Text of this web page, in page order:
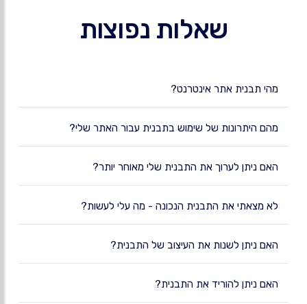
שאלות נפוצות
מהי תבנית אתר אינטרנט?
מהם היתרונות של שימוש בתבנית עבור האתר שלי?
האם ניתן לערוך את התבנית שלי מאוחר יותר?
לא מצאתי את התבנית הנכונה - מה עלי לעשות?
האם ניתן לשנות את העיצוב של התבנית?
האם ניתן להוריד את התבנית?